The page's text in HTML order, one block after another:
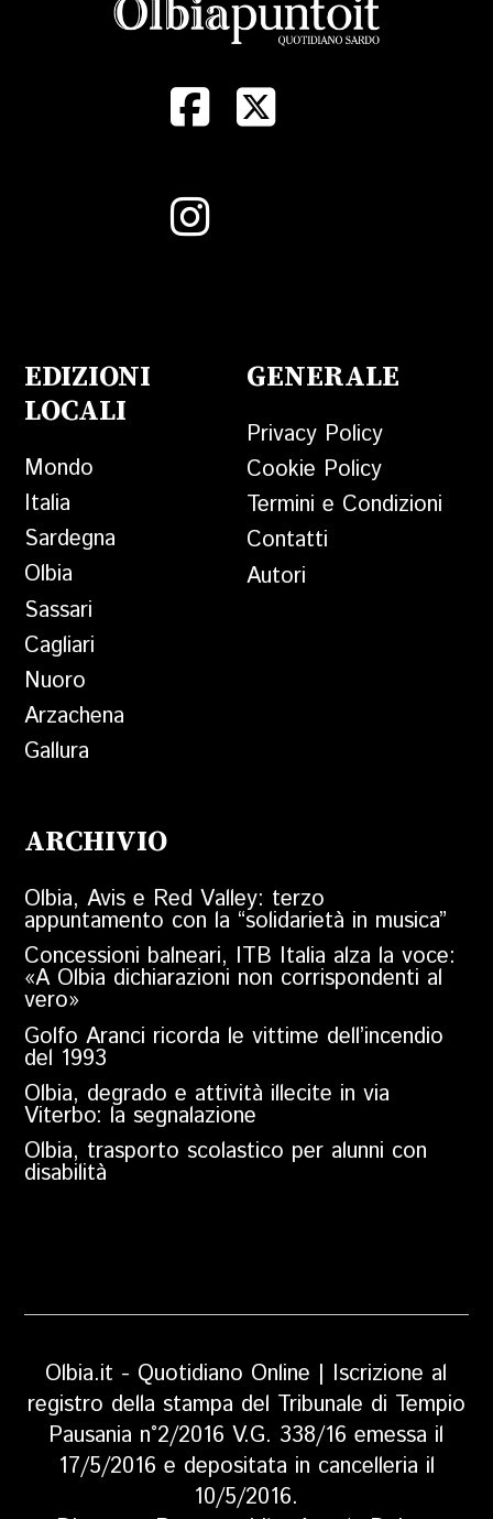
EDIZIONI
LOCALI
Mondo
Italia
Sardegna
Olbia
Sassari
Cagliari
Nuoro
Arzachena
Gallura
GENERALE
Privacy Policy
Cookie Policy
Termini e Condizioni
Contatti
Autori
ARCHIVIO
Olbia, Avis e Red Valley: terzo
appuntamento con la “solidarietà in musica”
Concessioni balneari, ITB Italia alza la voce:
«A Olbia dichiarazioni non corrispondenti al
vero»
Golfo Aranci ricorda le vittime dell’incendio
del 1993
Olbia, degrado e attività illecite in via
Viterbo: la segnalazione
Olbia, trasporto scolastico per alunni con
disabilità
Olbia.it - Quotidiano Online | Iscrizione al
registro della stampa del Tribunale di Tempio
Pausania n°2/2016 V.G. 338/16 emessa il
17/5/2016 e depositata in cancelleria il
10/5/2016.